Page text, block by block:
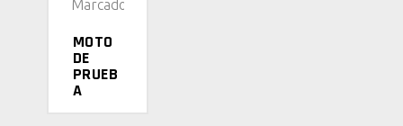
MOTO
DE
PRUEB
A